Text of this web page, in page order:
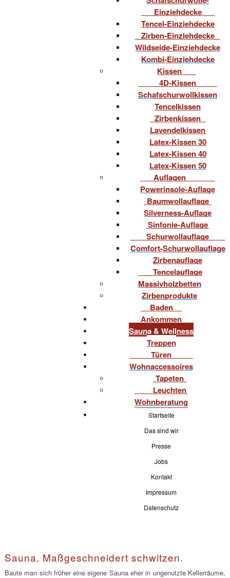
Einziehdecke
Tencel-Einziehdecke
Zirben-Einziehdecke
Wildseide-Einziehdecke
Kombi-Einziehdecke
Kissen
4D-Kissen
Schafschurwollkissen
Tencelkissen
Zirbenkissen
Lavendelkissen
Latex-Kissen 30
Latex-Kissen 40
Latex-Kissen 50
Auflagen
Powerinsole-Auflage
Baumwollauflage
Silverness-Auflage
Sinfonie-Auflage
Schurwollauflage
Comfort-Schurwollauflage
Zirbenauflage
Tencelauflage
Massivholzbetten
Zirbenprodukte
Baden
Ankommen
Sauna & Wellness
Treppen
Türen
Wohnaccessoires
Tapeten
Leuchten
Wohnberatung
Startseite
Das sind wir
Presse
Jobs
Kontakt
Impressum
Datenschutz
Sauna. Maßgeschneidert schwitzen.
Baute man sich früher eine eigene Sauna eher in ungenutzte Kellerräume,